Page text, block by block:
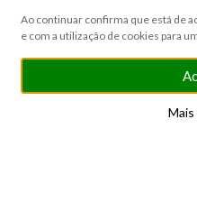
Ao continuar confirma que está de
e com a utilização de cookies para